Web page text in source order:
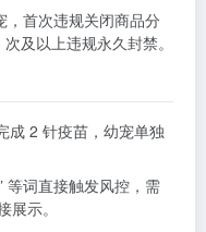
，首次违规关闭商品分
及以上违规永久封禁。
成 2 针疫苗，幼宠单独
等词直接触发风控，需
示。